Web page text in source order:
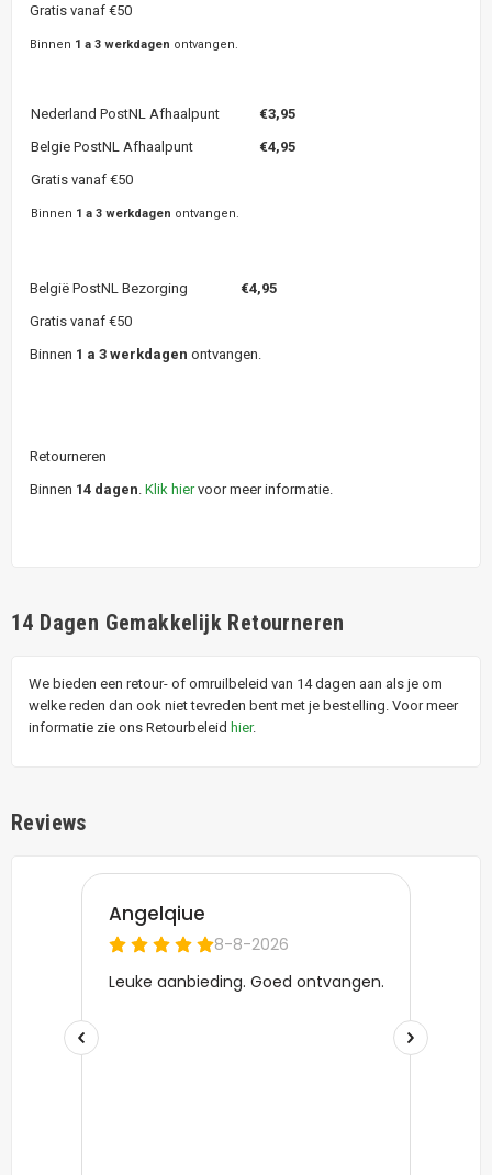
Gratis vanaf €50
Binnen 1 a 3 werkdagen ontvangen.
Nederland PostNL Afhaalpunt €3,95
Belgie PostNL Afhaalpunt
€4,95
Gratis vanaf €50
Binnen 1 a 3 werkdagen ontvangen.
België PostNL Bezorging €4,95
Gratis vanaf €50
Binnen 1 a 3 werkdagen ontvangen.
Retourneren
Binnen 14 dagen Klik hiervoor meer informatie.
14 Dagen Gemakkelijk Retourneren
We bieden een retour- of omruilbeleid van 14 dagen aan als je om
welke reden dan ook niet tevreden bent met je bestelling. Voor meer
informatie zie ons Retourbeleid hier.
Reviews